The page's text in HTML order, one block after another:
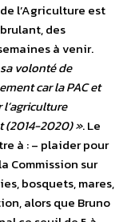
l’Agriculture est
des
à venir.
volonté de
car la PAC et
(2014-2020) ». Le
à : – plaider pour
Commission sur
bosquets, mares,
alors que Bruno